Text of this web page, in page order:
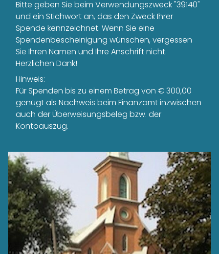
Bitte geben Sie beim Verwendungszweck "39140"
und ein Stichwort an, das den Zweck Ihrer
Spende kennzeichnet. Wenn Sie eine
Spendenbescheinigung wünschen, vergessen
Sie Ihren Namen und Ihre Anschrift nicht.
Herzlichen Dank!
Hinweis:
Für Spenden bis zu einem Betrag von € 300,00
genügt als Nachweis beim Finanzamt inzwischen
auch der Überweisungsbeleg bzw. der
Kontoauszug.